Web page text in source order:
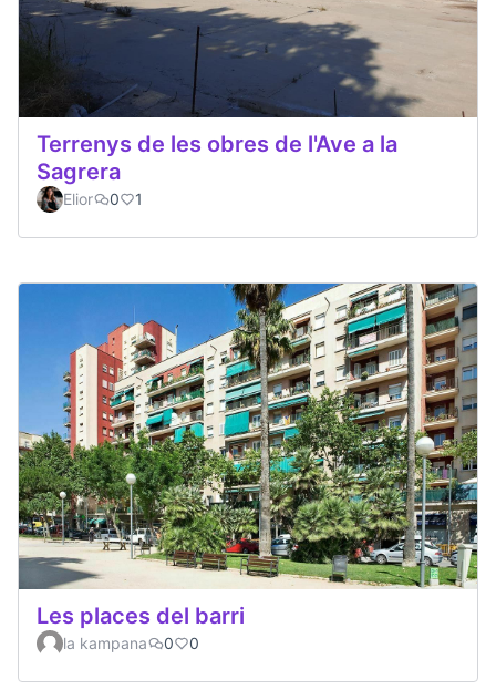
Terrenys de les obres de l'Ave a la
Sagrera
Elior 0 1
Les places del barri
la kampana 0 0